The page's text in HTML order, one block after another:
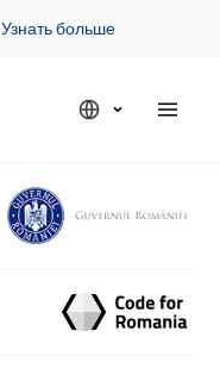
Узнать больше